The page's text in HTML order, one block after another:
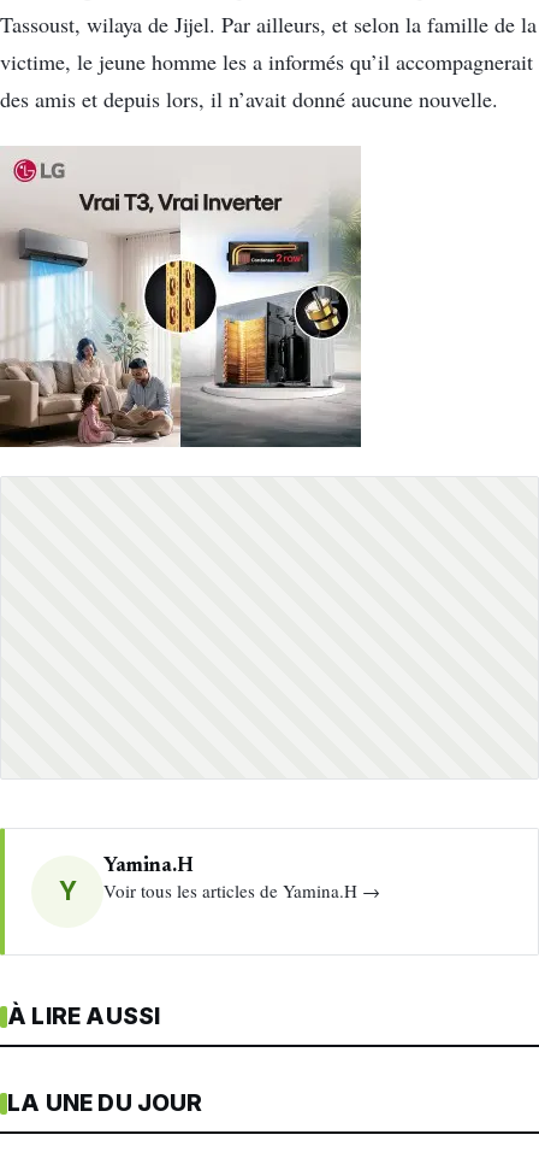
Tassoust, wilaya de Jijel. Par ailleurs, et selon la famille de la
victime, le jeune homme les a informés qu’il accompagnerait
des amis et depuis lors, il n’avait donné aucune nouvelle.
Y
Yamina.H
Voir tous les articles de Yamina.H →
À LIRE AUSSI
LA UNE DU JOUR